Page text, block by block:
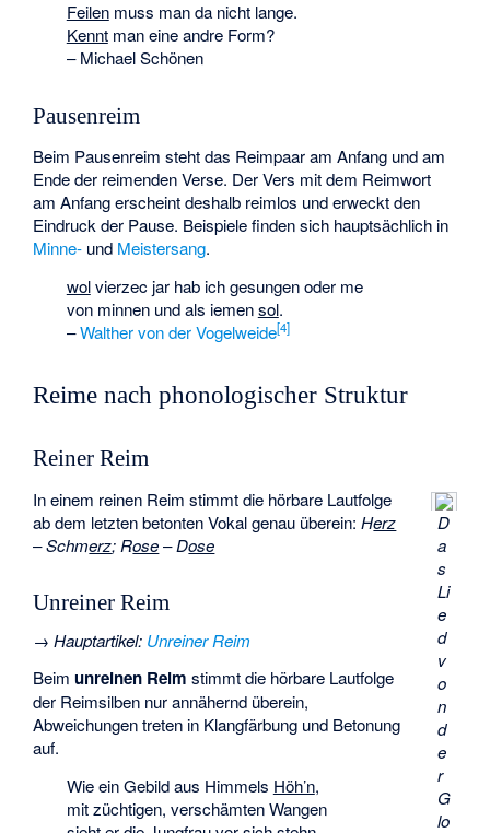
Feilenmuss man da nicht lange.
Kenntman eine andre Form?
– Michael Schönen
Pausenreim
Beim Pausenreim steht das Reimpaar am Anfang und am
Ende der reimenden Verse. Der Vers mit dem Reimwort
am Anfang erscheint deshalb reimlos und erweckt den
Eindruck der Pause. Beispiele finden sich hauptsächlich in
Minne- und Meistersang.
wolvierzec jar hab ich gesungen oder me
von minnen und als iemensol.
–Walther von der Vogelweide[4]
Reime nach phonologischer Struktur
Reiner Reim
D
a
s
Li
e
d
v
o
n
d
e
r
G
lo
In einem reinen Reim stimmt die hörbare Lautfolge
ab dem letzten betonten Vokal genau überein:Herz
–Schmerz; Rose–Dose
Unreiner Reim
→Hauptartikel: Unreiner Reim
Beimunreinen Reim stimmt die hörbare Lautfolge
der Reimsilben nur annähernd überein,
Abweichungen treten in Klangfärbung und Betonung
auf.
Wie ein Gebild aus Himmels Höh’n,
mit züchtigen, verschämten Wangen